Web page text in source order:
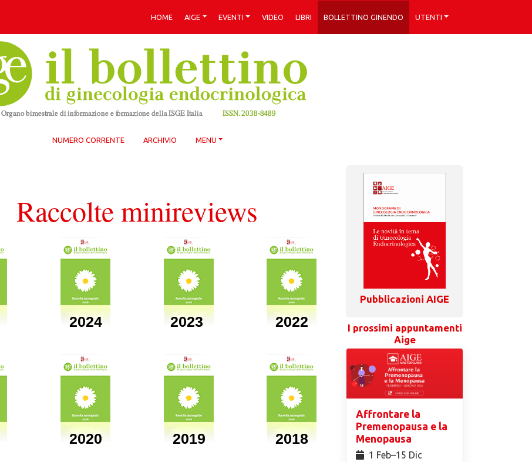
HOME AIGE EVENTI VIDEO LIBRI BOLLETTINO GINENDO UTENTI
NUMERO CORRENTE ARCHIVIO MENU
Raccolte minireviews
2024 2023 2022
2020 2019 2018
Pubblicazioni AIGE
I prossimi appuntamenti
Aige
Affrontare la
Premenopausa e la
Menopausa
1 Feb⁠–15 Dic